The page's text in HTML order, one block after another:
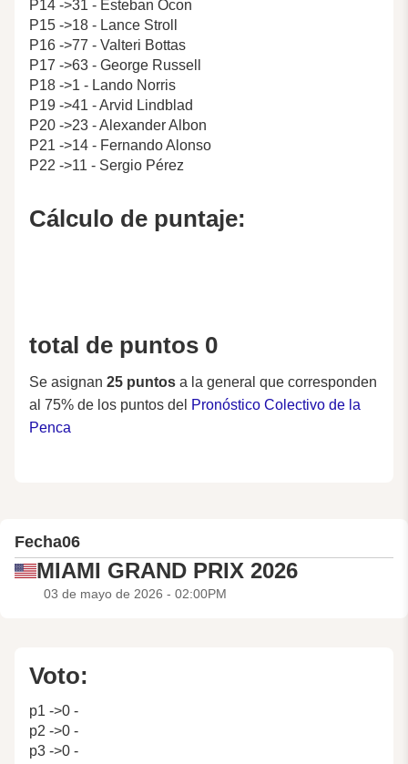
P14 ->31 - Esteban Ocon
P15 ->18 - Lance Stroll
P16 ->77 - Valteri Bottas
P17 ->63 - George Russell
P18 ->1 - Lando Norris
P19 ->41 - Arvid Lindblad
P20 ->23 - Alexander Albon
P21 ->14 - Fernando Alonso
P22 ->11 - Sergio Pérez
Cálculo de puntaje:
total de puntos 0
Se asignan 25 puntos a la general que corresponden
al 75% de los puntos del Pronóstico Colectivo de la
Penca
Fecha06
MIAMI GRAND PRIX 2026
03 de mayo de 2026 - 02:00PM
Voto:
p1 ->0 -
p2 ->0 -
p3 ->0 -